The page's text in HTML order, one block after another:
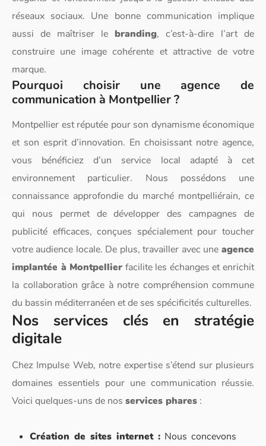
réseaux sociaux. Une bonne communication implique
aussi de maîtriser le branding, c’est-à-dire l’art de
construire une image cohérente et attractive de votre
marque.
Pourquoi choisir une agence de
communication à Montpellier ?
Montpellier est réputée pour son dynamisme économique
et son esprit d’innovation. En choisissant notre agence,
vous bénéficiez d’un service local adapté à cet
environnement particulier. Nous possédons une
connaissance approfondie du marché montpelliérain, ce
qui nous permet de développer des campagnes de
publicité efficaces, conçues spécialement pour toucher
votre audience locale. De plus, travailler avec une agence
implantée à Montpellier facilite les échanges et enrichit
la collaboration grâce à notre compréhension commune
du bassin méditerranéen et de ses spécificités culturelles.
Nos services clés en stratégie
digitale
Chez Impulse Web, notre expertise s’étend sur plusieurs
domaines essentiels pour une communication réussie.
Voici quelques-uns de nos services phares :
Création de sites internet : Nous concevons